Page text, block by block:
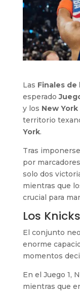
Las Finales de
esperado
y los New
territorio
York.
Tras
por
solo dos
mientras que
crucial para
Los
El conjunto
enorme
momentos
En el Juego 1,
mientras que